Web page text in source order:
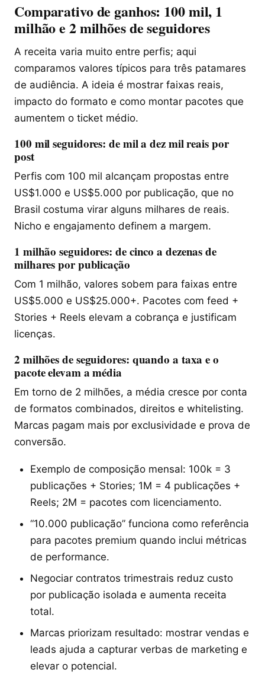
Comparativo de ganhos: 100 mil, 1
milhão e 2 milhões de seguidores
A receita varia muito entre perfis; aqui
comparamos valores típicos para três patamares
de audiência. A ideia é mostrar faixas reais,
impacto do formato e como montar pacotes que
aumentem o ticket médio.
100 mil seguidores: de mil a dez mil reais por
post
Perfis com 100 mil alcançam propostas entre
US$1.000 e US$5.000 por publicação, que no
Brasil costuma virar alguns milhares de reais.
Nicho e engajamento definem a margem.
1 milhão seguidores: de cinco a dezenas de
milhares por publicação
Com 1 milhão, valores sobem para faixas entre
US$5.000 e US$25.000+. Pacotes com feed +
Stories + Reels elevam a cobrança e justificam
licenças.
2 milhões de seguidores: quando a taxa e o
pacote elevam a média
Em torno de 2 milhões, a média cresce por conta
de formatos combinados, direitos e whitelisting.
Marcas pagam mais por exclusividade e prova de
conversão.
Exemplo de composição mensal: 100k = 3
publicações + Stories; 1M = 4 publicações +
Reels; 2M = pacotes com licenciamento.
“10.000 publicação” funciona como referência
para pacotes premium quando inclui métricas
de performance.
Negociar contratos trimestrais reduz custo
por publicação isolada e aumenta receita
total.
Marcas priorizam resultado: mostrar vendas e
leads ajuda a capturar verbas de marketing e
elevar o potencial.